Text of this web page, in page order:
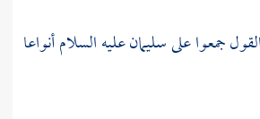
جمعوا علىسليمانعليه السلام أنواعا